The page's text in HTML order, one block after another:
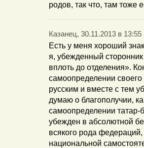
родов, так что, там тоже
Казанец, 30.11.2013 в 13:55
Есть у меня хороший
я, убежденный
вплоть до отделения».
самоопределении
русским и вместе с тем
думаю о благополучии,
самоопределении татар-
убежден в абсолютной
всякого рода
национальной